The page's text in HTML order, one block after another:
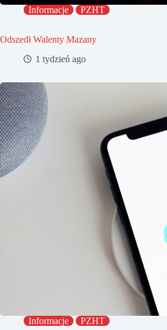
Informacje PZHT
Odszedł Walenty Mazany
1 tydzień ago
Informacje PZHT